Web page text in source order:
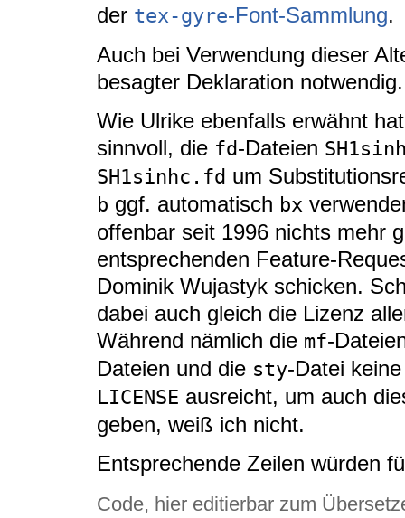
der tex-gyre-Font-Sammlung.
Auch bei Verwendung dieser
besagter Deklaration notwendig.
Wie Ulrike ebenfalls erwähnt
sinnvoll, die fd-Dateien
SH1sinhc.fd um
b ggf. automatisch bx
offenbar seit 1996 nichts mehr
entsprechenden Feature-
Dominik Wujastyk schicken.
dabei auch gleich die Lizenz
Während nämlich die mf-
Dateien und die sty-Datei
LICENSE ausreicht, um auch
geben, weiß ich nicht.
Entsprechende Zeilen würden
Code, hier editierbar zum